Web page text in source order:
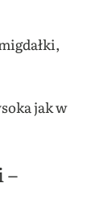
jak w
–